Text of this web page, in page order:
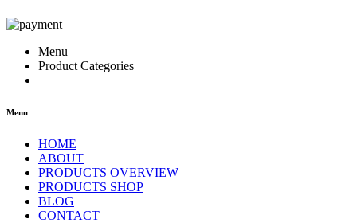
Menu
Product Categories
Menu
HOME
ABOUT
PRODUCTS OVERVIEW
PRODUCTS SHOP
BLOG
CONTACT